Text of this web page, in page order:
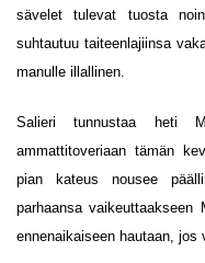
sävelet tulevat tuosta
suhtautuu taiteenlajiinsa
manulle illallinen.
Salieri tunnustaa heti
ammattitoveriaan tämän
pian kateus nousee
parhaansa
ennenaikaiseen hautaan, jos